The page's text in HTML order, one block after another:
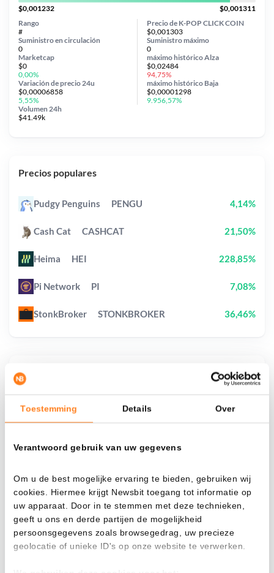
Toestemming Details Over
Verantwoord gebruik van uw gegevens
Om u de best mogelijke ervaring te bieden, gebruiken wij
cookies. Hiermee krijgt Newsbit toegang tot informatie op
uw apparaat. Door in te stemmen met deze technieken,
geeft u ons en derde partijen de mogelijkheid
persoonsgegevens zoals browsegedrag, uw precieze
geolocatie of unieke ID's op onze website te verwerken.
Mira cuánto valor tendrías hoy si hubieras
aplicado el dollar-cost averaging en distintas
Cada Desde
$
$0,001232
$0,001311
Precio de K-POP CLICK COIN
$0,001303
Suministro en circulación
0
Variación de precio 24u
$0,00006858
5,55%
Suministro máximo
0
Marketcap
$0
0,00%
Volumen 24h
$41.49k
Rango
#
máximo históricoAlza
$0,02484
94,75%
máximo histórico Baja
$0,00001298
9.956,57%
Precios populares
Pudgy Penguins PENGU 4,14%
Cash Cat CASHCAT 21,50%
Heima HEI 228,85%
Pi Network PI 7,08%
StonkBroker STONKBROKER 36,46%